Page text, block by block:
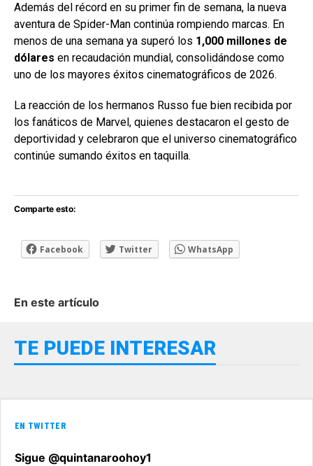
Además del récord en su primer fin de semana, la nueva
aventura de Spider-Man continúa rompiendo marcas. En
menos de una semana ya superó los 1,000 millones de
dólares en recaudación mundial, consolidándose como
uno de los mayores éxitos cinematográficos de 2026.
La reacción de los hermanos Russo fue bien recibida por
los fanáticos de Marvel, quienes destacaron el gesto de
deportividad y celebraron que el universo cinematográfico
continúe sumando éxitos en taquilla.
Comparte esto:
Facebook Twitter WhatsApp
En este artículo
TE PUEDE INTERESAR
EN TWITTER
Sigue @quintanaroohoy1